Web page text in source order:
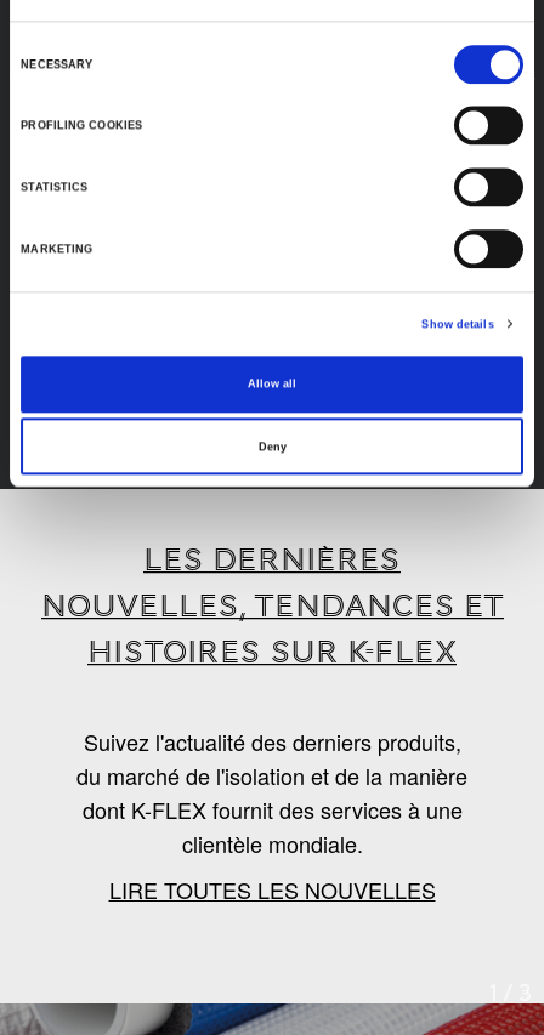
NECESSARY
PROFILING COOKIES
STATISTICS
MARKETING
Show details
Allow all
Deny
DÉCOUVREZ TOUS LES PRODUITS
LES DERNIÈRES
NOUVELLES, TENDANCES ET
HISTOIRES SUR K-FLEX
Suivez l'actualité des derniers produits,
du marché de l'isolation et de la manière
dont K-FLEX fournit des services à une
clientèle mondiale.
LIRE TOUTES LES NOUVELLES